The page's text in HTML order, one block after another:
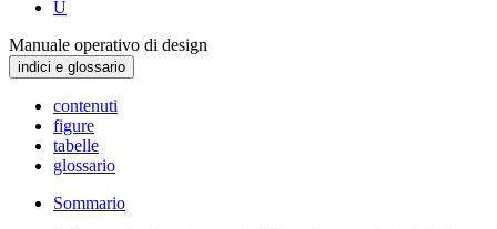
U
Manuale operativo di design
indici e glossario
contenuti
figure
tabelle
glossario
Sommario